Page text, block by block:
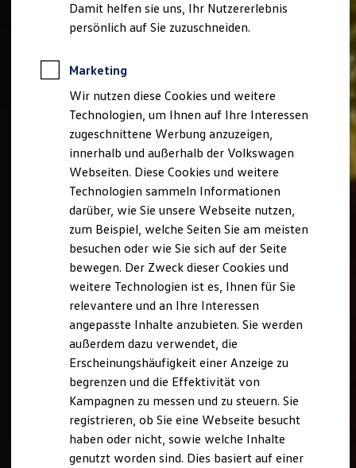
ID. EVERY1
Reichweite
Rekuperation
Laden unterwegs
Laden Zuhause
Ladestationen finden
Ladezeitensimulator
Batterie
Sicherheit
Nachhaltigkeit
Technologie
Kosten und Kauf
Verbrauchskosten
Kaufoptionen
E-Auto-Förderung
Software und Konnektivität
Die ID. Software 6
ID. Software Versionen und Updates
Digitale Extras
Schnittstellen zu Ihrem ID.
Marke und Erlebnis
Volkswagen R und R Experience
R-Modelle
R Experience
Driving Experience
Volkswagen entdecken
Werkbesichtigung
Damit helfen sie uns, Ihr Nutzererlebnis
persönlich auf Sie zuzuschneiden.
Marketing
Wir nutzen diese Cookies und weitere
Technologien, um Ihnen auf Ihre Interessen
zugeschnittene Werbung anzuzeigen,
innerhalb und außerhalb der Volkswagen
Webseiten. Diese Cookies und weitere
Technologien sammeln Informationen
darüber, wie Sie unsere Webseite nutzen,
zum Beispiel, welche Seiten Sie am meisten
besuchen oder wie Sie sich auf der Seite
bewegen. Der Zweck dieser Cookies und
weitere Technologien ist es, Ihnen für Sie
relevantere und an Ihre Interessen
angepasste Inhalte anzubieten. Sie werden
außerdem dazu verwendet, die
Erscheinungshäufigkeit einer Anzeige zu
begrenzen und die Effektivität von
Kampagnen zu messen und zu steuern. Sie
registrieren, ob Sie eine Webseite besucht
haben oder nicht, sowie welche Inhalte
genutzt worden sind. Dies basiert auf einer